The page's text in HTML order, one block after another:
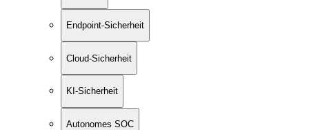
Endpoint-Sicherheit
Cloud-Sicherheit
KI-Sicherheit
Autonomes SOC